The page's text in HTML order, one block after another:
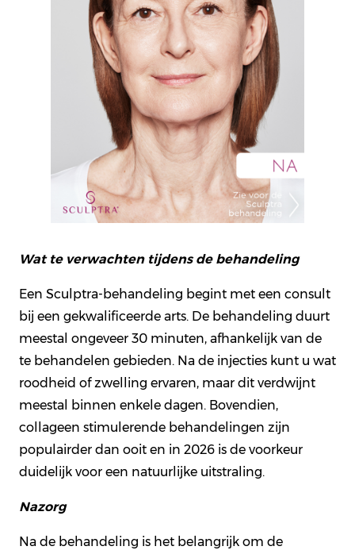
Wat te verwachten tijdens de behandeling
Een Sculptra-behandeling begint met een consult
bij een gekwalificeerde arts. De behandeling duurt
meestal ongeveer 30 minuten, afhankelijk van de
te behandelen gebieden. Na de injecties kunt u wat
roodheid of zwelling ervaren, maar dit verdwijnt
meestal binnen enkele dagen. Bovendien,
collageen stimulerende behandelingen zijn
populairder dan ooit en in 2026 is de voorkeur
duidelijk voor een natuurlijke uitstraling.
Nazorg
Na de behandeling is het belangrijk om de